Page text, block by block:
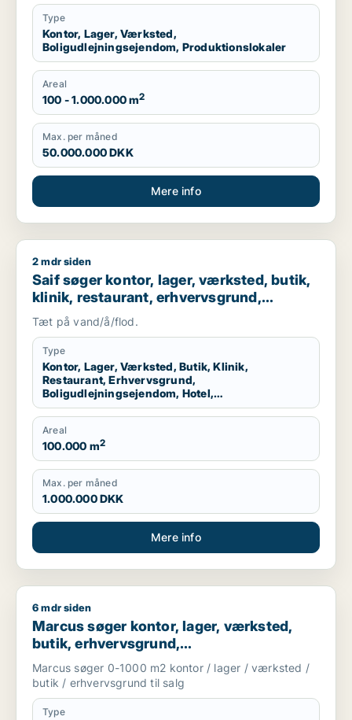
Type
Kontor, Lager, Værksted,
Boligudlejningsejendom, Produktionslokaler
Areal
100 - 1.000.000 m2
Max. per måned
50.000.000 DKK
Mere info
Saif søger kontor, lager, værksted, butik, klinik, restaurant,
2 mdr siden
Saif søger kontor, lager, værksted, butik,
klinik, restaurant, erhvervsgrund,
boligudlejningsejendom, hotel,
produktionslokaler eller garage til salg i
Storkøbenhavn
Tæt på vand/å/flod.
Type
Kontor, Lager, Værksted, Butik, Klinik,
Restaurant, Erhvervsgrund,
Boligudlejningsejendom, Hotel,
Produktionslokaler, Garage
Areal
100.000 m2
Max. per måned
1.000.000 DKK
Mere info
Marcus søger kontor, lager, værksted, butik,
6 mdr siden
Marcus søger kontor, lager, værksted,
butik, erhvervsgrund,
boligudlejningsejendom,
produktionslokaler eller garage til salg i
Storkøbenhavn
Marcus søger 0-1000 m2 kontor / lager / værksted /
butik / erhvervsgrund til salg
Type